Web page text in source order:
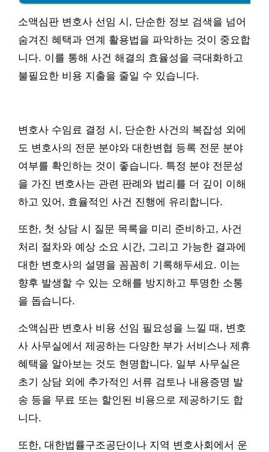
소액심판 변호사 선임 시, 단순한 정보 검색을 넘어
숨겨진 혜택과 연계 활용법을 파악하는 것이 중요합
니다. 이를 통해 사건 해결의 효율성을 극대화하고
불필요한 비용 지출을 줄일 수 있습니다.
변호사 수임료 결정 시, 단순한 사건의 복잡성 외에
도 변호사의 전문 분야와 대한변협 등록 전문 분야
여부를 확인하는 것이 좋습니다. 특정 분야 전문성
을 가진 변호사는 관련 판례와 법리를 더 깊이 이해
하고 있어, 효율적인 사건 진행에 유리합니다.
또한, 첫 상담 시 질문 목록을 미리 준비하고, 사건
처리 절차와 예상 소요 시간, 그리고 가능한 결과에
대한 변호사의 설명을 꼼꼼히 기록해두세요. 이는
향후 발생할 수 있는 오해를 방지하고 투명한 소통
을 돕습니다.
소액심판 변호사 비용 선임 필요성을 느낄 때, 변호
사 사무실에서 제공하는 다양한 부가 서비스나 제휴
혜택을 알아보는 것도 현명합니다. 일부 사무실은
초기 상담 외에 추가적인 서류 검토나 내용증명 발
송 등을 무료 또는 할인된 비용으로 제공하기도 합
니다.
또한, 대한법률구조공단이나 지역 변호사회에서 운